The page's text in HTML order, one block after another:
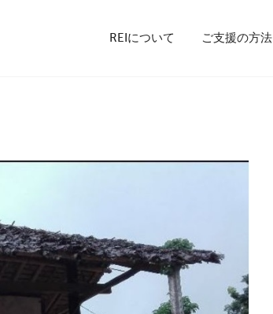
REIについて ご支援の方法